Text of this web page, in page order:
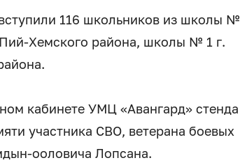
116 школьников из школы №
Хемского района, школы № 1 г.
кабинете УМЦ «Авангард» стенда
участника СВО, ветерана боевых
ооловича Лопсана.